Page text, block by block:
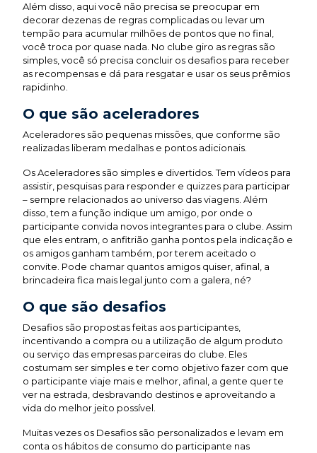
Além disso, aqui você não precisa se preocupar em
decorar dezenas de regras complicadas ou levar um
tempão para acumular milhões de pontos que no final,
você troca por quase nada. No clube giro as regras são
simples, você só precisa concluir os desafios para receber
as recompensas e dá para resgatar e usar os seus prêmios
rapidinho.
O que são aceleradores
Aceleradores são pequenas missões, que conforme são
realizadas liberam medalhas e pontos adicionais.
Os Aceleradores são simples e divertidos. Tem vídeos para
assistir, pesquisas para responder e quizzes para participar
– sempre relacionados ao universo das viagens. Além
disso, tem a função indique um amigo, por onde o
participante convida novos integrantes para o clube. Assim
que eles entram, o anfitrião ganha pontos pela indicação e
os amigos ganham também, por terem aceitado o
convite. Pode chamar quantos amigos quiser, afinal, a
brincadeira fica mais legal junto com a galera, né?
O que são desafios
Desafios são propostas feitas aos participantes,
incentivando a compra ou a utilização de algum produto
ou serviço das empresas parceiras do clube. Eles
costumam ser simples e ter como objetivo fazer com que
o participante viaje mais e melhor, afinal, a gente quer te
ver na estrada, desbravando destinos e aproveitando a
vida do melhor jeito possível.
Muitas vezes os Desafios são personalizados e levam em
conta os hábitos de consumo do participante nas